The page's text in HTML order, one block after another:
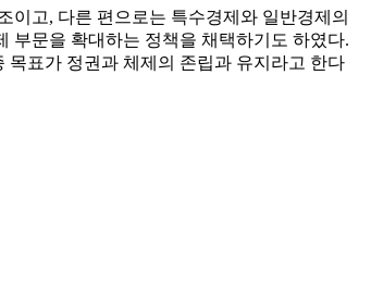
이고, 다른 편으로는 특수경제와 일반경제의
부문을 확대하는 정책을 채택하기도 하였다.
표가 정권과 체제의 존립과 유지라고 한다